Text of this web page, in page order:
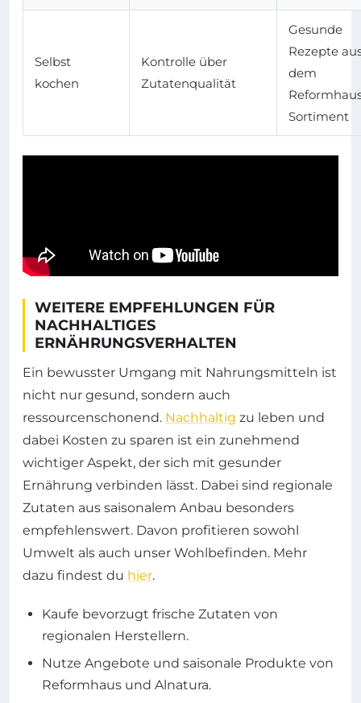
Selbst
kochen
Kontrolle über
Zutatenqualität
Gesunde
Rezepte
dem
Sortiment
WEITERE EMPFEHLUNGEN FÜR
NACHHALTIGES
ERNÄHRUNGSVERHALTEN
Ein bewusster Umgang mit Nahrungsmitteln ist
nicht nur gesund, sondern auch
ressourcenschonend. Nachhaltig zu leben und
dabei Kosten zu sparen ist ein zunehmend
wichtiger Aspekt, der sich mit gesunder
Ernährung verbinden lässt. Dabei sind regionale
Zutaten aus saisonalem Anbau besonders
empfehlenswert. Davon profitieren sowohl
Umwelt als auch unser Wohlbefinden. Mehr
dazu findest du hier.
Kaufe bevorzugt frische Zutaten von
regionalen Herstellern.
Nutze Angebote und saisonale Produkte von
Reformhaus und Alnatura.